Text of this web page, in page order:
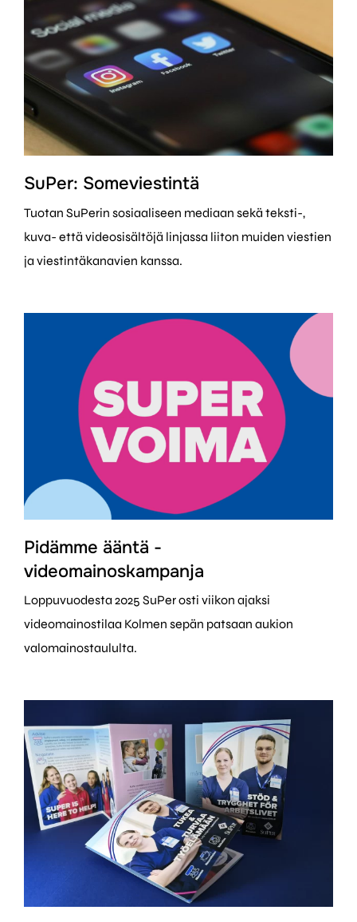
SuPer: Someviestintä
Tuotan SuPerin sosiaaliseen mediaan sekä teksti-,
kuva- että videosisältöjä linjassa liiton muiden viestien
ja viestintäkanavien kanssa.
Pidämme ääntä -
videomainoskampanja
Loppuvuodesta 2025 SuPer osti viikon ajaksi
videomainostilaa Kolmen sepän patsaan aukion
valomainostaululta.